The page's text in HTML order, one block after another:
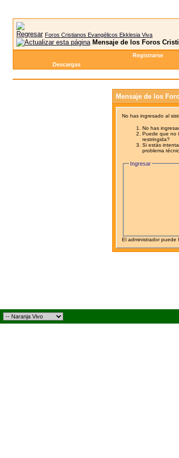
Foros Cristianos Evangélicos Ekklesia Viva
Mensaje de los Foros
Registrarse
Descargas
Mensaje de los
No has ingresado al
No has
Puede que no
restringida?
Si estás
problema
Ingresar
El administrador puede